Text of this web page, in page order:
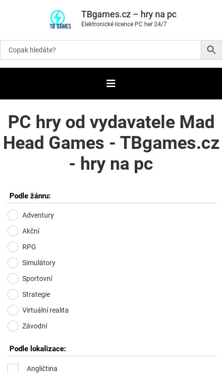
o
i
t
b
TBgames.cz – hry na pc
Elektronické licence PC her 24/7
PC hry od vydavatele Mad
Head Games - TBgames.cz
- hry na pc
Podle žánru:
Adventury
Akční
RPG
Simulátory
Sportovní
Strategie
Virtuální realita
Závodní
Podle lokalizace:
Angličtina